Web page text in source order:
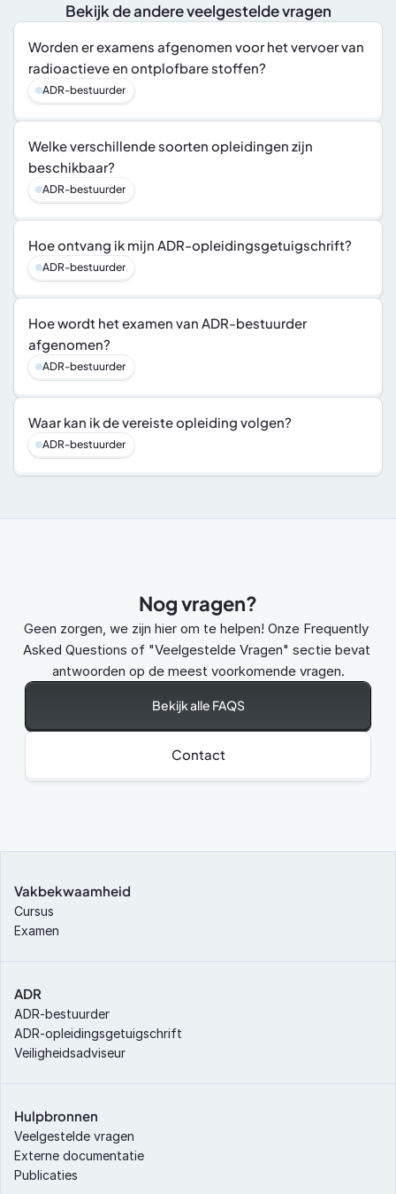
Bekijk de andere veelgestelde vragen
Worden er examens afgenomen voor het vervoer van
radioactieve en ontplofbare stoffen?
ADR-bestuurder
Welke verschillende soorten opleidingen zijn
beschikbaar?
ADR-bestuurder
Hoe ontvang ik mijn ADR-opleidingsgetuigschrift?
ADR-bestuurder
Hoe wordt het examen van ADR-bestuurder
afgenomen?
ADR-bestuurder
Waar kan ik de vereiste opleiding volgen?
ADR-bestuurder
Nog vragen?
Geen zorgen, we zijn hier om te helpen! Onze Frequently
Asked Questions of "Veelgestelde Vragen" sectie bevat
antwoorden op de meest voorkomende vragen.
Bekijk alle FAQS
Contact
Vakbekwaamheid
Cursus
Examen
ADR
ADR-bestuurder
ADR-opleidingsgetuigschrift
Veiligheidsadviseur
Hulpbronnen
Veelgestelde vragen
Externe documentatie
Publicaties